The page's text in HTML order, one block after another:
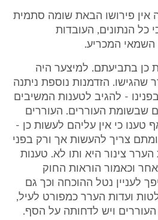
אין פירושו הבאת שומה סתמית
כל הנתונים, העובדות
השמאי המכריע.
כן בתביעתם. למיצער היה
שהגישו. הזדמנות נוספת ניתנה
- להגיב לטענות המשיבים
שבשומת העוררים. העוררים
טענו כי אין עליהם לעשות כן -
צריך להעשות אך ורק בפני
צינור היא ותו לא. טענות
וכאמור הוראות החוק
לעניין נטל ההוכחה וכך גם
ועדות הערר כמפורט לעיל,
ויש לדחותה על הסף.